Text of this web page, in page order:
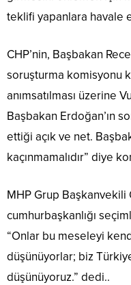
teklifi yapanlara havale
CHP’nin, Başbakan
soruşturma komisyonu
anımsatılması üzerine
Başbakan Erdoğan’ın
ettiği açık ve net.
kaçınmamalıdır” diye
MHP Grup Başkanvekili
cumhurbaşkanlığı
“Onlar bu meseleyi
düşünüyorlar; biz
düşünüyoruz.” dedi..